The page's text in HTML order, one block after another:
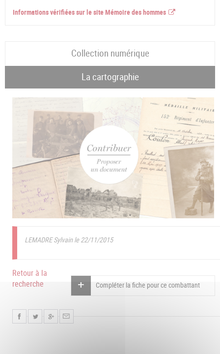
Informations vérifiées sur le site Mémoire des hommes
Collection numérique
La cartographie
LEMADRE Sylvain le 22/11/2015
Compléter la fiche pour ce combattant
Retour à la
recherche